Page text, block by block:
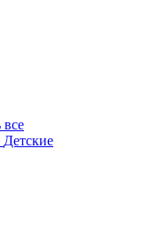
все
Детские